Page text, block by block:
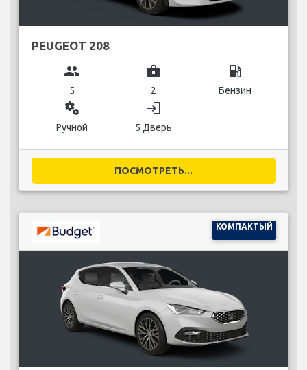
PEUGEOT 208
group
5
business_center
2
local_gas_station
Бензин
miscellaneous_services
Ручной
login
5 Дверь
ПОСМОТРЕТЬ...
КОМПАКТЫЙ